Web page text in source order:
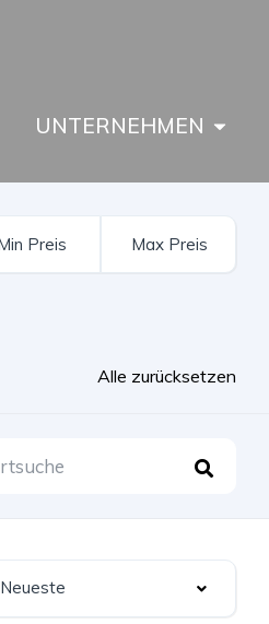
UNTERNEHMEN
Alle zurücksetzen
Neueste